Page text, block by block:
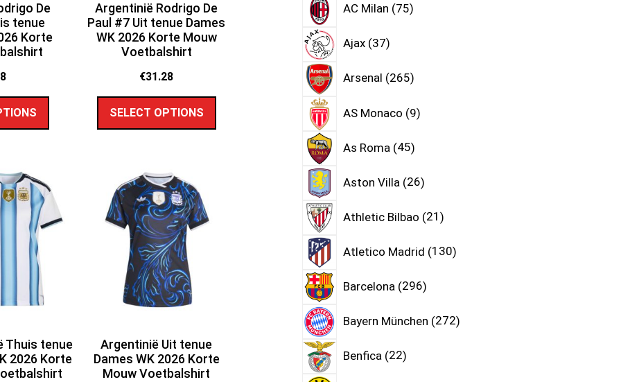
De
tenue
Korte
Argentinië Rodrigo De
Paul #7 Uit tenue Dames
WK 2026 Korte Mouw
Voetbalshirt
€31.28
SELECT OPTIONS
Thuis tenue
2026 Korte
Argentinië Uit tenue
Dames WK 2026 Korte
Mouw Voetbalshirt
AC Milan 75
Ajax 37
Arsenal 265
AS Monaco 9
As Roma 45
Aston Villa 26
Athletic Bilbao 21
Atletico Madrid 130
Barcelona 296
Bayern München 272
Benfica 22